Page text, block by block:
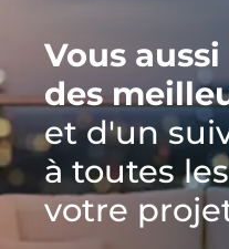
Vous
des
et d'un
à toutes
votre